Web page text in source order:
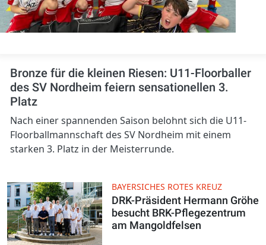
Bronze für die kleinen Riesen: U11-Floorballer
des SV Nordheim feiern sensationellen 3.
Platz
Nach einer spannenden Saison belohnt sich die U11-
Floorballmannschaft des SV Nordheim mit einem
starken 3. Platz in der Meisterrunde.
BAYERSICHES ROTES KREUZ
DRK-Präsident Hermann Gröhe
besucht BRK-Pflegezentrum
am Mangoldfelsen